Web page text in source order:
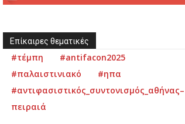
Επίκαιρες θεματικές
#τέμπη
#antifacon2025
#παλαιστινιακό
#ηπα
#αντιφασιστικός_συντονισμός_αθήνας–
πειραιά